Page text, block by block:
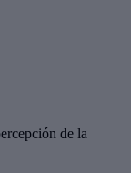
de la